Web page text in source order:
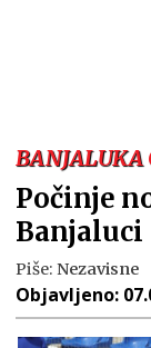
BANJALUKA
Počinje
Banjaluci
Piše: Nezavisne
Objavljeno: